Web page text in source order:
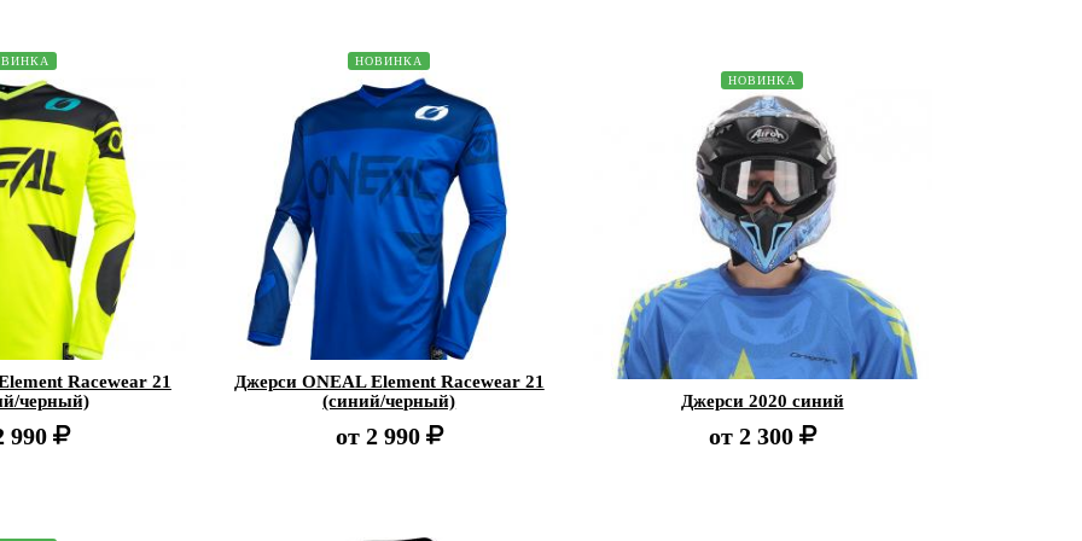
Racewear 21
черный)
990
НОВИНКА
Джерси ONEAL Element Racewear 21
(синий/черный)
от 2 990
НОВИНКА
Джерси 2020 синий
от 2 300